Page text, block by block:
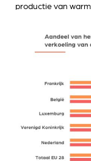
productie van